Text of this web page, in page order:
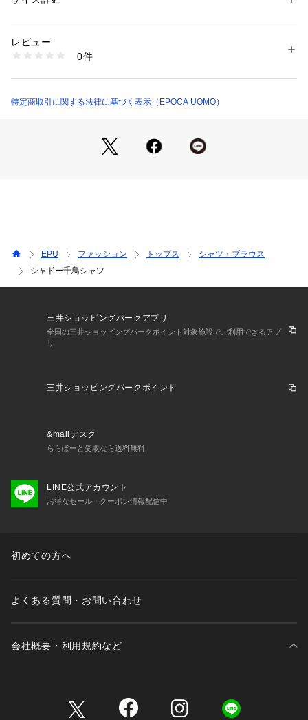
を使用。
シャドー千鳥柄の半袖カジュアルシャツ。
無地調柄ですので、スラックス合わせもよし、ショートパンツ
でカジュアル合わせにも対応できる万能アイテム。
性別：メンズ
素材：レーヨン76% ポリエステル24%
商品番号：
M1M79639-- （ショップ）
レビュー
0件
特定商取引に関する法律に基づく表示（EPOCA UOMO）
EPU ファッション トップス
シャツ・ブラウス
シャドー千鳥シャツ
三井ショッピングパークアプリ
全国の三井ショッピングパークポイント対象施設でご利用できるアプ
リ
三井ショッピングパークポイント
&mallデスク
ららぽーと受取なら送料無料
LINE公式アカウント
お得なセール・クーポン情報配信中
初めての方へ
よくある質問・お問い合わせ
会社概要・利用規約など